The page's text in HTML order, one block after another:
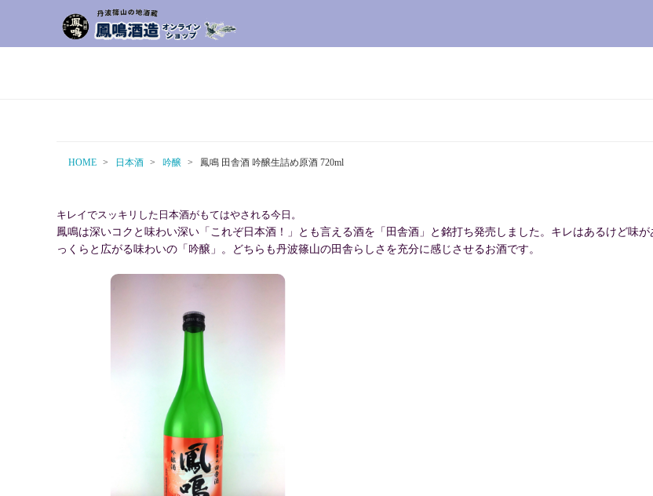
HOME 日本酒 吟醸 鳳鳴 田舎酒 吟醸生詰め原酒 720ml
キレイでスッキリした日本酒がもてはやされる今日。
鳳鳴は深いコクと味わい深い「これぞ日本酒！」とも言える酒を「田舎酒」と銘打ち発売しました。キレはあるけど味
っくらと広がる味わいの「吟醸」。どちらも丹波篠山の田舎らしさを充分に感じさせるお酒です。